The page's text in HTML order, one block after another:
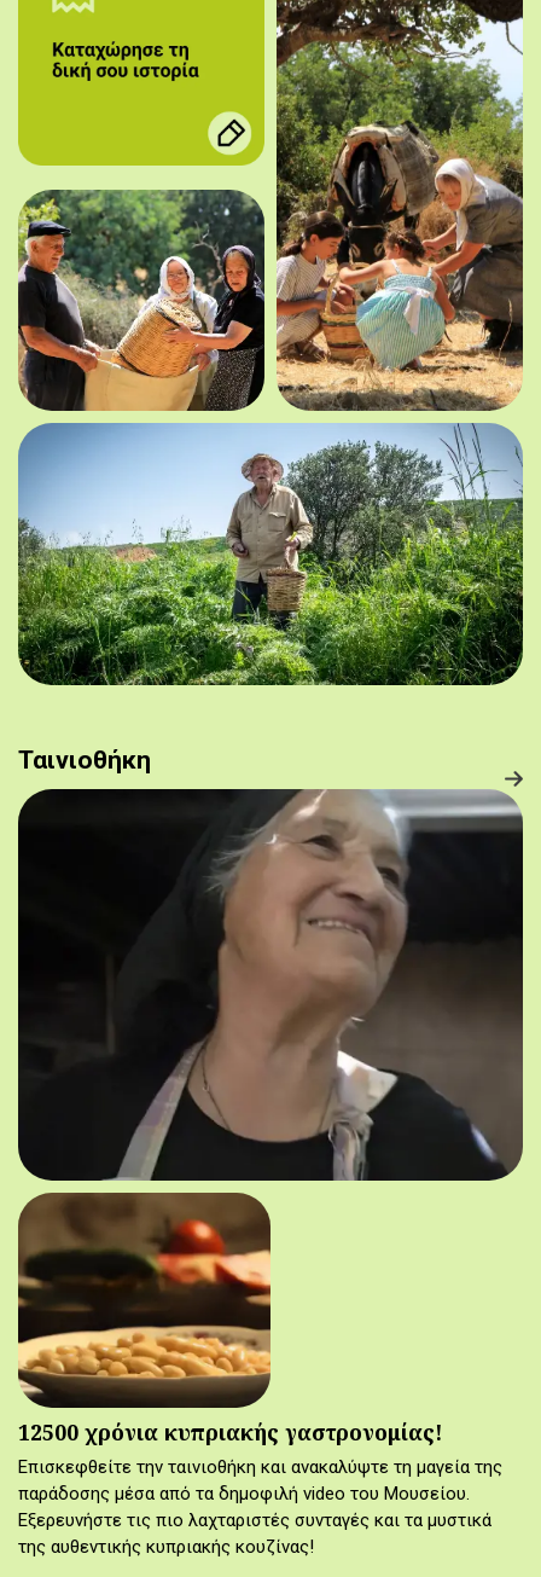
Ταινιοθήκη
12500 χρόνια κυπριακής γαστρονομίας!
Επισκεφθείτε την ταινιοθήκη και ανακαλύψτε τη μαγεία της
παράδοσης μέσα από τα δημοφιλή video του Μουσείου.
Εξερευνήστε τις πιο λαχταριστές συνταγές και τα μυστικά
της αυθεντικής κυπριακής κουζίνας!